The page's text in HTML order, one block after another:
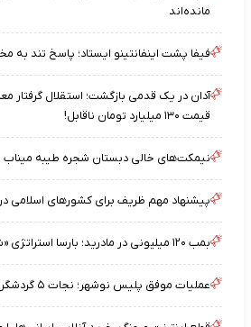
مانده‌اند
فیفا پشت اینفانتینو ایستاد؛ پاسخ تند به
آدان در یک قدمی بازگشت؛ استقلال گرفتار
قیمت ۱۳۰ میلیارد تومان ناقابل!
نیمکت‌های خالی دبستان شجره طیبه میناب
پیشنهاد مهم ظریف برای کشورهای اسلامی در
بمب ۱۲۰ میلیونی در مادرید؛ بارسا استراتژی «شکارِ آلوارز» را تغییر داد!
عملیات موفق پلیس نوشهر؛ نجات ۵ گردشگر از دل جنگل